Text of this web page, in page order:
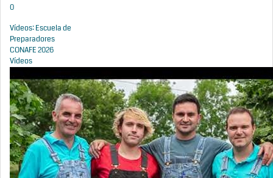
0
Vídeos: Escuela de
Preparadores
CONAFE 2026
Vídeos